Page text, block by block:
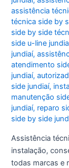
assistência
técnica side by
side by side
side u-line
jundiaí,
atendimento
jundiaí,
side jundiaí,
manutenção
jundiaí, reparo
side by side
Assistência
instalação,
todas marcas e